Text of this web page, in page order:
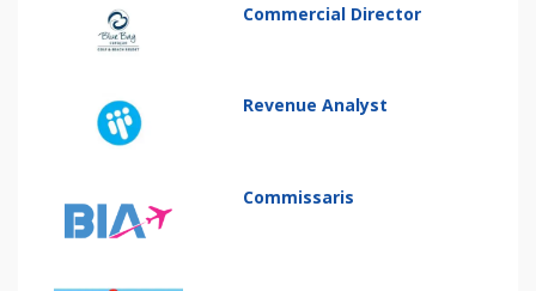
Commercial Director
Revenue Analyst
Commissaris